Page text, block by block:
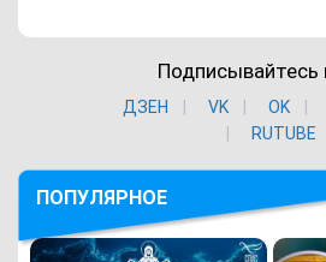
Подписывайтесь
ДЗЕН VK ОK
RUTUBE
ПОПУЛЯРНОЕ